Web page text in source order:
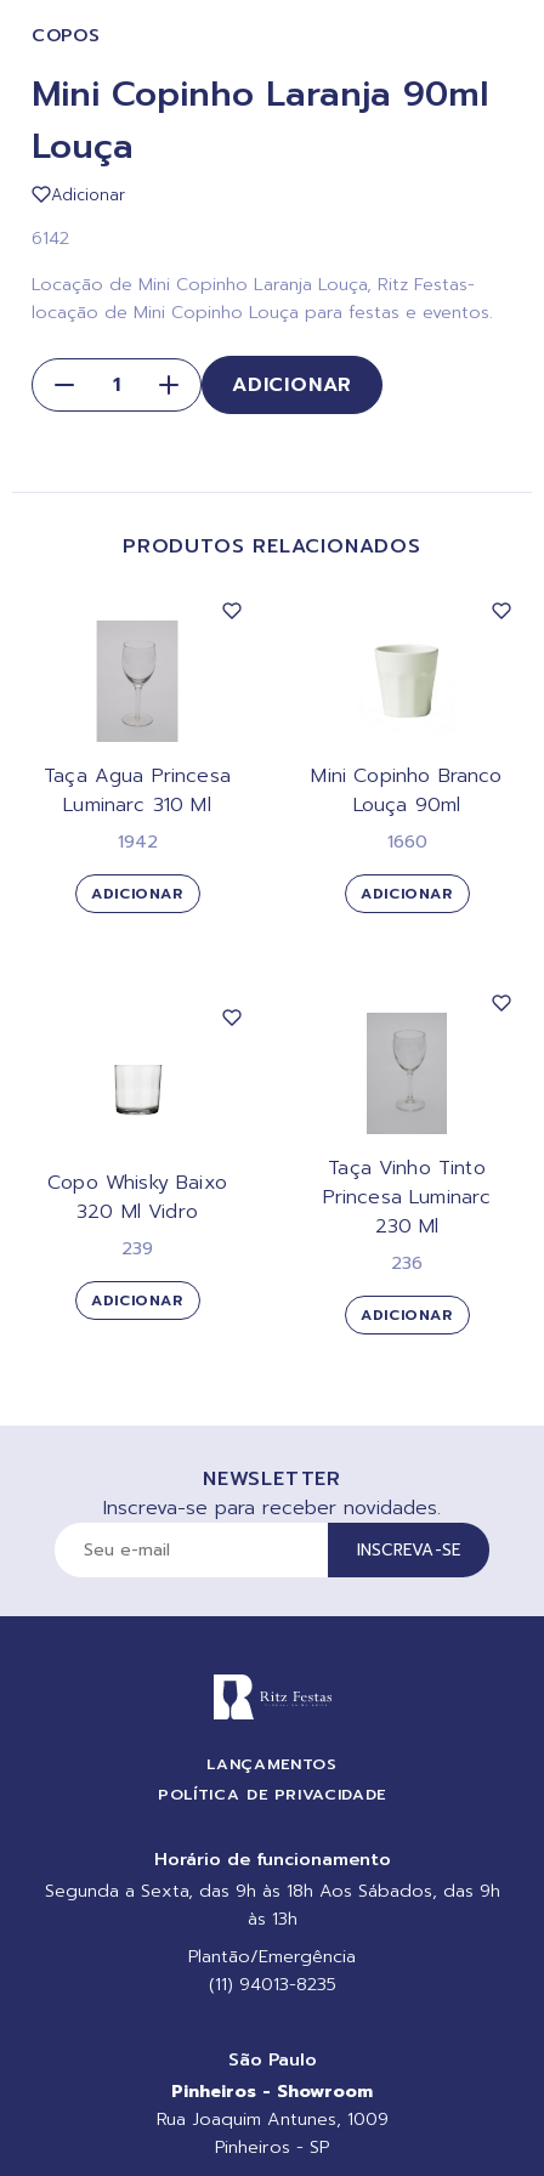
COPOS
Mini Copinho Laranja 90ml
Louça
Adicionar
6142
Locação de Mini Copinho Laranja Louça, Ritz Festas-
locação de Mini Copinho Louça para festas e eventos.
ADICIONAR
PRODUTOS RELACIONADOS
Taça Agua Princesa
Luminarc 310 Ml
1942
ADICIONAR
Mini Copinho Branco
Louça 90ml
1660
ADICIONAR
Copo Whisky Baixo
320 Ml Vidro
239
ADICIONAR
Taça Vinho Tinto
Princesa Luminarc
230 Ml
236
ADICIONAR
NEWSLETTER
Inscreva-se para receber novidades.
INSCREVA-SE
LANÇAMENTOS
POLÍTICA DE PRIVACIDADE
Horário de funcionamento
Segunda a Sexta, das 9h às 18h Aos Sábados, das 9h
às 13h
Plantão/Emergência
(11) 94013-8235
São Paulo
Pinheiros - Showroom
Rua Joaquim Antunes, 1009
Pinheiros - SP